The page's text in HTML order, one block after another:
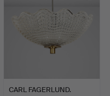
CARL FAGERLUND.